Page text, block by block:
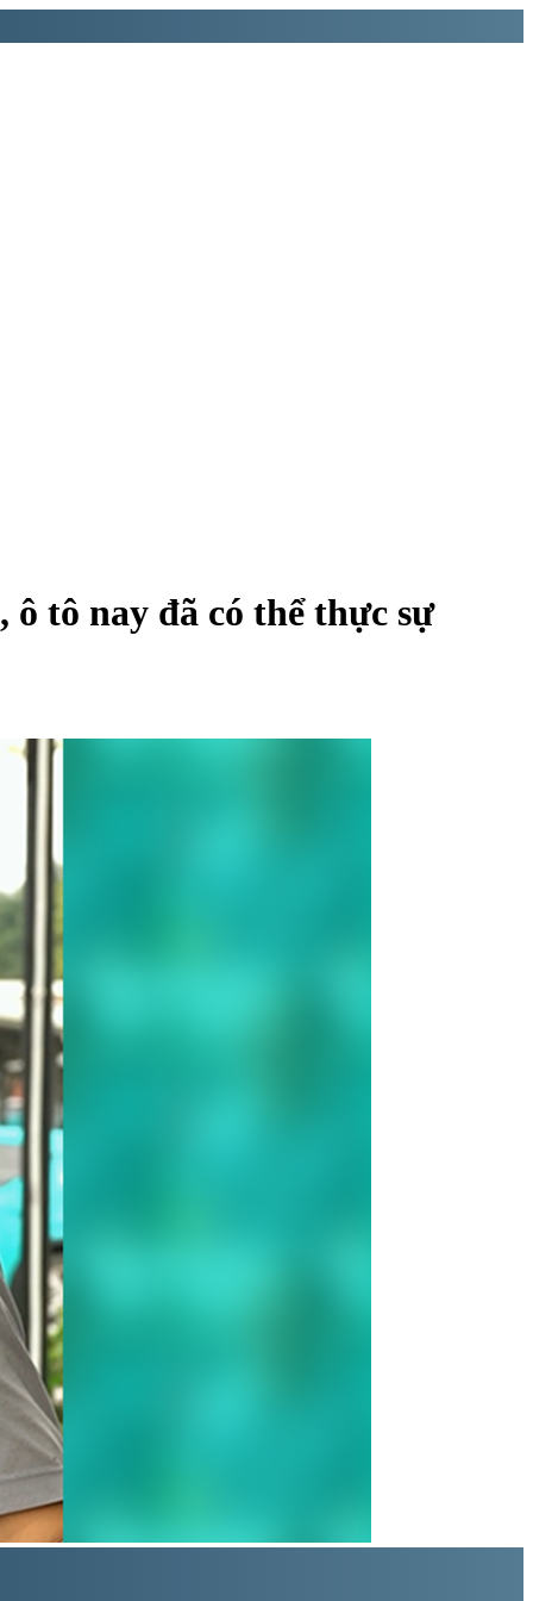
tô nay đã có thể thực sự